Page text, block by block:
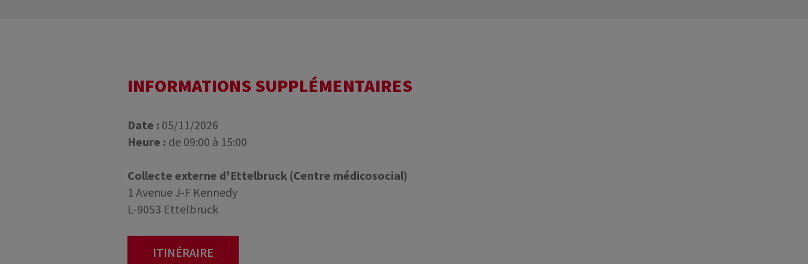
INFORMATIONS SUPPLÉMENTAIRES
Date : 05/11/2026
Heure : de 09:00 à 15:00
Collecte externe d'Ettelbruck (Centre médicosocial)
1 Avenue J-F Kennedy
L-9053 Ettelbruck
ITINÉRAIRE